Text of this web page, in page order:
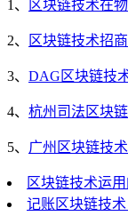
1、 区块链技术在
2、 区块链技术招
3、 DAG区块链技
4、 杭州司法区块
5、 广州区块链技
区块链技术运
记账区块链技术